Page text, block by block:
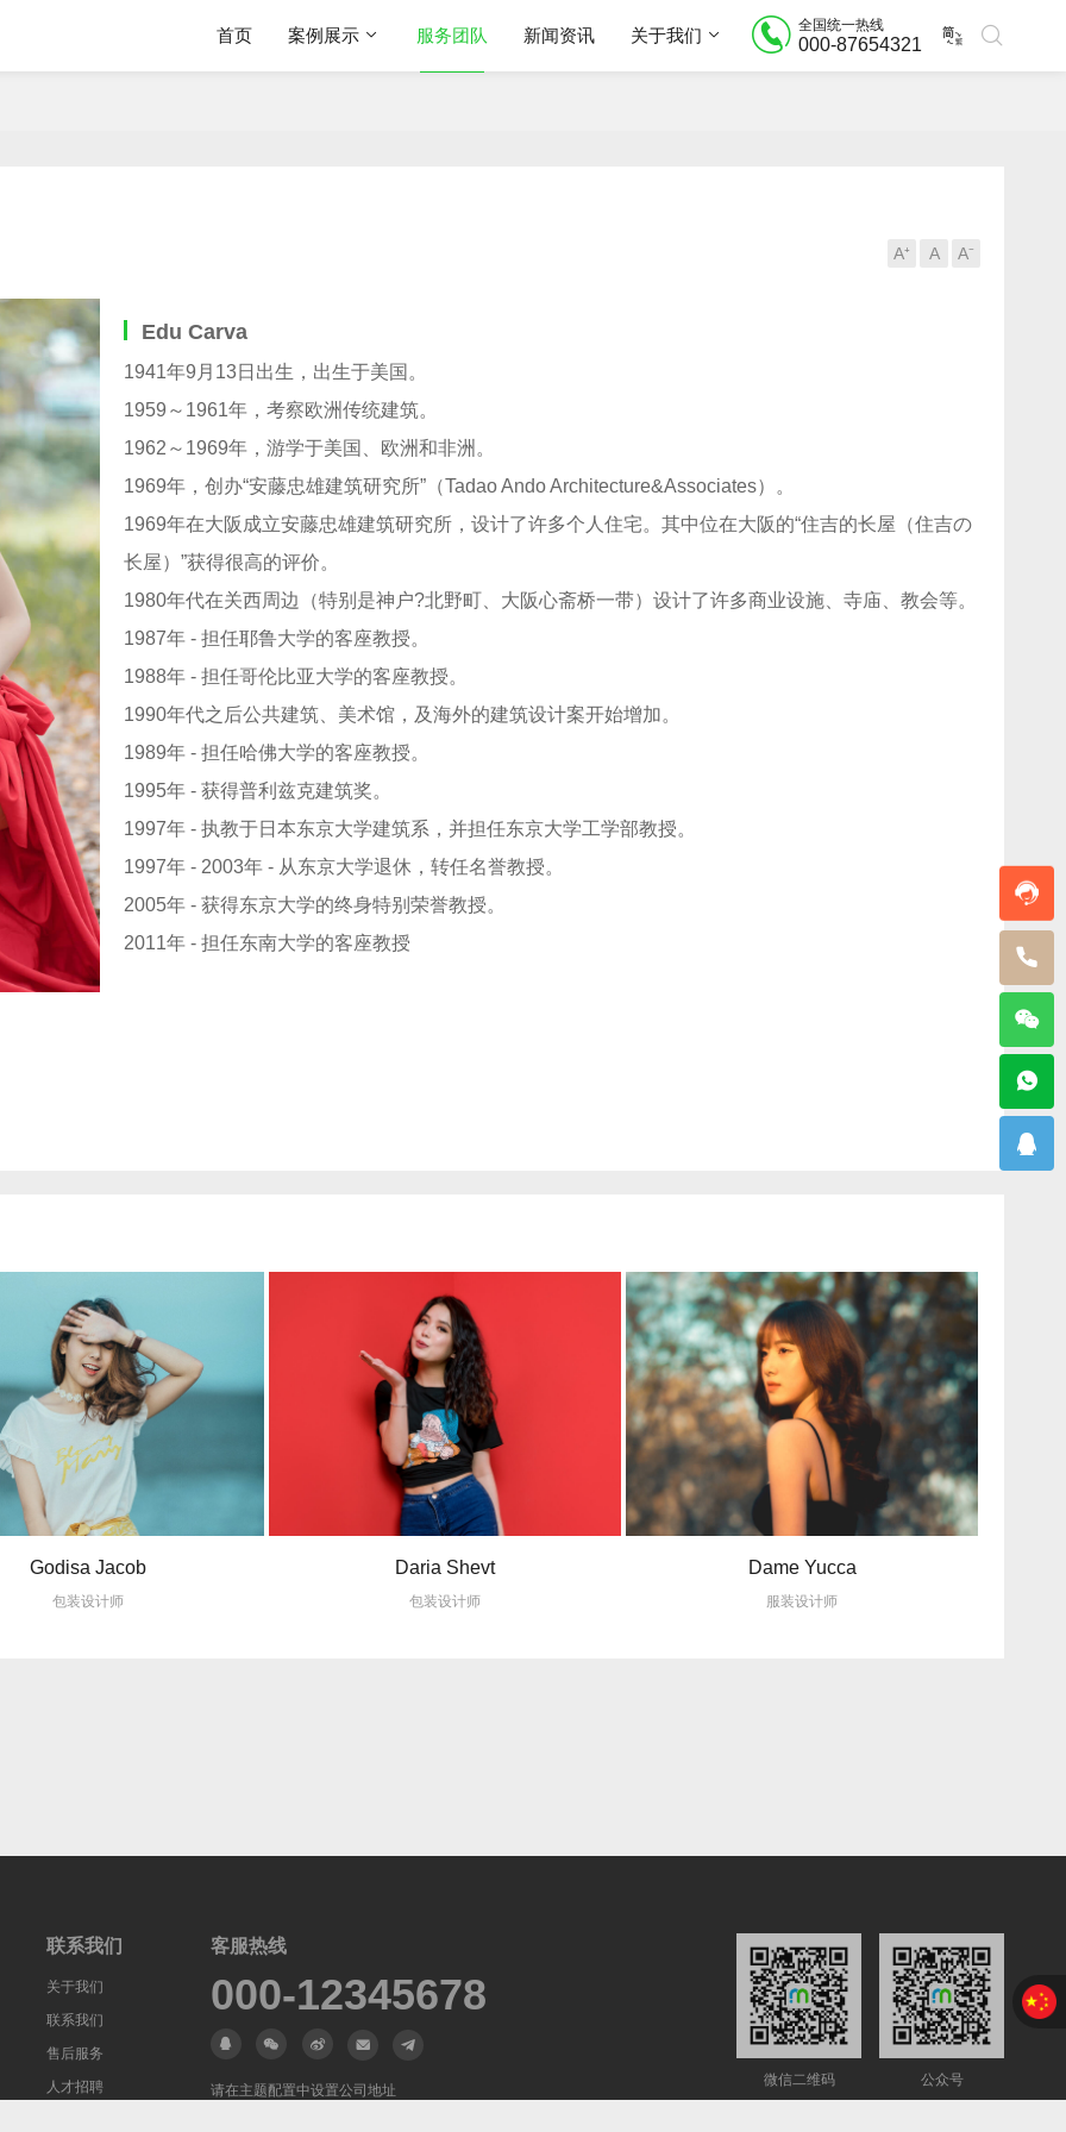
首页 案例展示 服务团队 新闻资讯 关于我们
全国统一热线
000-87654321
A⁺ A A⁻
Edu Carva
1941年9月13日出生，出生于美国。
1959～1961年，考察欧洲传统建筑。
1962～1969年，游学于美国、欧洲和非洲。
1969年，创办“安藤忠雄建筑研究所”（Tadao Ando Architecture&Associates）。
1969年在大阪成立安藤忠雄建筑研究所，设计了许多个人住宅。其中位在大阪的“住吉的长屋（住吉の
长屋）”获得很高的评价。
1980年代在关西周边（特别是神户?北野町、大阪心斋桥一带）设计了许多商业设施、寺庙、教会等。
1987年 - 担任耶鲁大学的客座教授。
1988年 - 担任哥伦比亚大学的客座教授。
1990年代之后公共建筑、美术馆，及海外的建筑设计案开始增加。
1989年 - 担任哈佛大学的客座教授。
1995年 - 获得普利兹克建筑奖。
1997年 - 执教于日本东京大学建筑系，并担任东京大学工学部教授。
1997年 - 2003年 - 从东京大学退休，转任名誉教授。
2005年 - 获得东京大学的终身特别荣誉教授。
2011年 - 担任东南大学的客座教授
Godisa Jacob
包装设计师
Daria Shevt
包装设计师
Dame Yucca
服装设计师
联系我们
关于我们
联系我们
售后服务
人才招聘
客服热线
000-12345678
请在主题配置中设置公司地址
微信二维码 公众号